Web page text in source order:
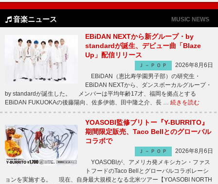
音楽ニュース MUSIC NEWS
EBiDAN NEXTから新グループ・by
standardが誕生、デビュー曲「Blaze
Up」配信リリース
Ｊ－ＰＯＰ
2026年8月6日
EBiDAN（恵比寿学園男子部）の研究生・
EBiDAN NEXTから、ダンスボーカルグループ・
by standardが誕生した。 メンバーは平均年齢17才、福岡を拠点とする
EBiDAN FUKUOKAの後藤陽向、佐多伊徳、田中隆之介、長 … 続きを読む
YOASOBI監修ブリトー『Y-BURRITO』
期間限定販売、Taco Bellとのグローバル
コラボで
Ｊ－ＰＯＰ
2026年8月6日
YOASOBIが、アメリカ発メキシカン・ファス
トフードのTaco Bellとグローバルコラボレーシ
ョンを実施する。 現在、自身最大規模となる北米ツアー【YOASOBI NORTH